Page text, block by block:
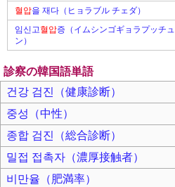
혈압을 재다（ヒョラブル チェダ）
임신고혈압증（イムシンゴギョラプッチュ
ン）
診察の韓国語単語
건강 검진（健康診断）
중성（中性）
종합 검진（総合診断）
밀접 접촉자（濃厚接触者）
비만율（肥満率）